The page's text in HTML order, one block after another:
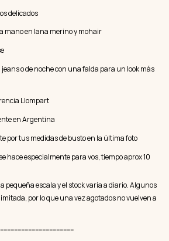
delicados
mano en lana merino y mohair
jeans o de noche con una falda para un look más
Llompart
en Argentina
por tus medidas de busto en la última foto
hace especialmente para vos, tiempo aprox 10
pequeña escala y el stock varía a diario. Algunos
por lo que una vez agotados no vuelven a